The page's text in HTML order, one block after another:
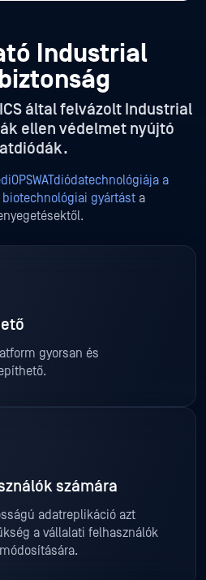
Industrial
ICS által felvázolt Industrial
ellen védelmet nyújtó
a
biotechnológiai gyártást a
gyorsan és
számára
adatreplikáció azt
a vállalati felhasználók